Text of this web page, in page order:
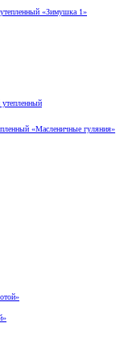
«Зимушка 1»
«Масленичные гуляния»